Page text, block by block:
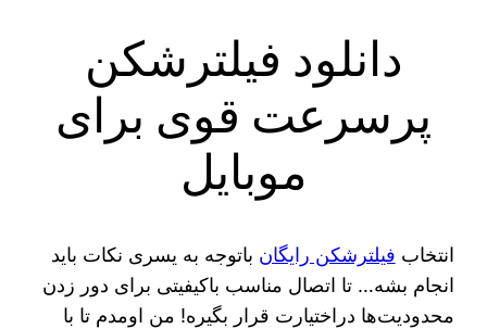
دانلود فیلترشکن
پرسرعت قوی برای
موبایل
انتخاب فیلترشکن رایگان باتوجه به یسری نکات باید
انجام بشه… تا اتصال مناسب باکیفیتی برای دور زدن
محدودیت‌ها دراختیارت قرار بگیره! من اومدم تا با